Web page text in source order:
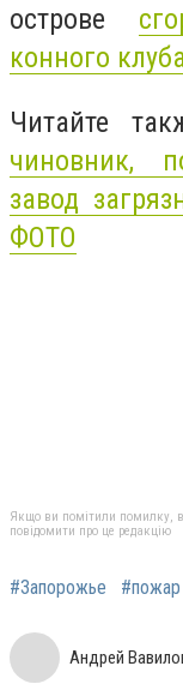
острове
конного
Читайте
чиновник,
завод
ФОТО
Якщо ви помітили помилку,
повідомити про це редакцію
#Запорожье #пожар
Андрей